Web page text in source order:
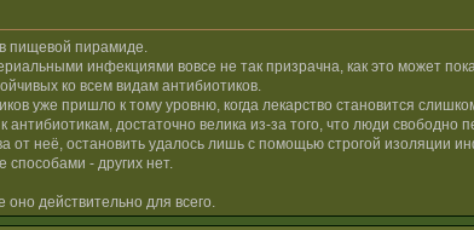
пищевой пирамиде.
инфекциями вовсе не так призрачна, как это может
ко всем видам антибиотиков.
уже пришло к тому уровню, когда лекарство становится
достаточно велика из-за того, что люди
от неё, остановить удалось лишь с помощью строгой изоляции
- других нет.
действительно для всего.